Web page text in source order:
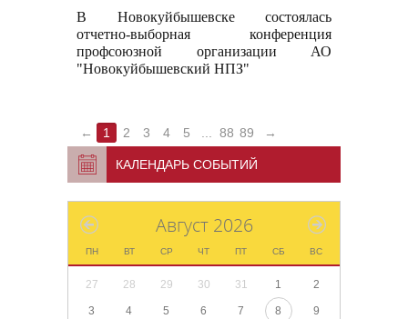
В Новокуйбышевске состоялась
отчетно-выборная конференция
профсоюзной организации АО
"Новокуйбышевский НПЗ"
← 1 2 3 4 5 88 89 →
КАЛЕНДАРЬ СОБЫТИЙ
Август 2026
ПН ВТ СР ЧТ ПТ СБ ВС
27 28 29 30 31 1 2
3 4 5 6 7 8 9